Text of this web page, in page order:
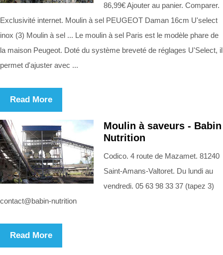
86,99€ Ajouter au panier. Comparer.
Exclusivité internet. Moulin à sel PEUGEOT Daman 16cm U'select
inox (3) Moulin à sel ... Le moulin à sel Paris est le modèle phare de
la maison Peugeot. Doté du système breveté de réglages U'Select, il
permet d'ajuster avec ...
Read More
Moulin à saveurs - Babin
Nutrition
Codico. 4 route de Mazamet. 81240
Saint-Amans-Valtoret. Du lundi au
vendredi. 05 63 98 33 37 (tapez 3)
contact@babin-nutrition
Read More